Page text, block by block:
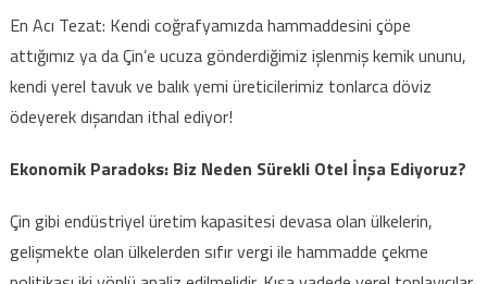
En Acı Tezat: Kendi coğrafyamızda hammaddesini çöpe
attığımız ya da Çin’e ucuza gönderdiğimiz işlenmiş kemik ununu,
kendi yerel tavuk ve balık yemi üreticilerimiz tonlarca döviz
ödeyerek dışarıdan ithal ediyor!
Ekonomik Paradoks: Biz Neden Sürekli Otel İnşa Ediyoruz?
Çin gibi endüstriyel üretim kapasitesi devasa olan ülkelerin,
gelişmekte olan ülkelerden sıfır vergi ile hammadde çekme